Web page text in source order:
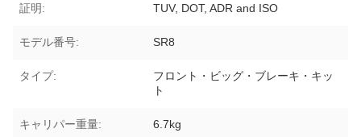
証明: TUV, DOT, ADR and ISO
モデル番号: SR8
タイプ:
フロント・ビッグ・ブレーキ・キッ
ト
キャリパー重量: 6.7kg